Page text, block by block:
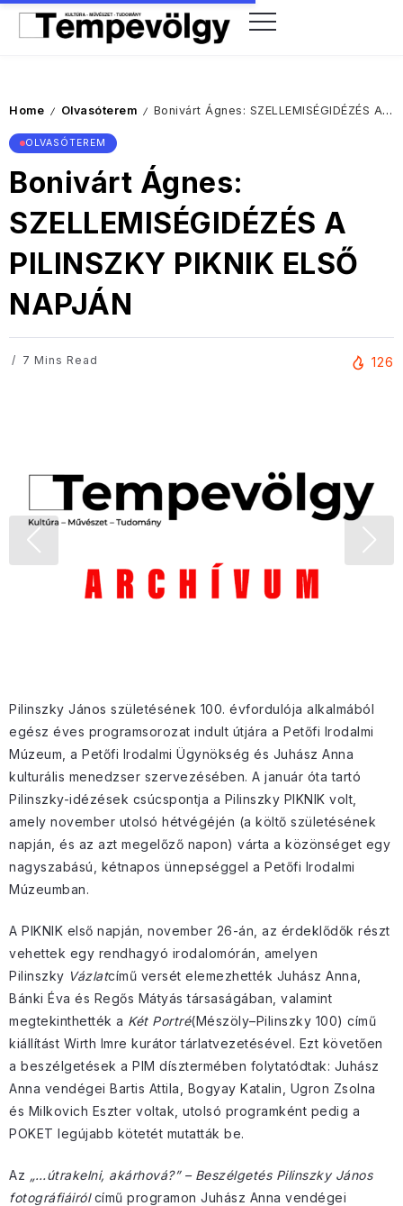
Home / Olvasóterem / Bonivárt Ágnes: SZELLEMISÉGIDÉZÉS A PILINSZKY PIKNIK ELSŐ NAPJÁN
OLVASÓTEREM
Bonivárt Ágnes:
SZELLEMISÉGIDÉZÉS A
PILINSZKY PIKNIK ELSŐ
NAPJÁN
7 Mins Read 126
Pilinszky János születésének 100. évfordulója alkalmából
egész éves programsorozat indult útjára a Petőfi Irodalmi
Múzeum, a Petőfi Irodalmi Ügynökség és Juhász Anna
kulturális menedzser szervezésében. A január óta tartó
Pilinszky-idézések csúcspontja a Pilinszky PIKNIK volt,
amely november utolsó hétvégéjén (a költő születésének
napján, és az azt megelőző napon) várta a közönséget egy
nagyszabású, kétnapos ünnepséggel a Petőfi Irodalmi
Múzeumban.
A PIKNIK első napján, november 26-án, az érdeklődők részt
vehettek egy rendhagyó irodalomórán, amelyen
Pilinszky Vázlatcímű versét elemezhették Juhász Anna,
Bánki Éva és Regős Mátyás társaságában, valamint
megtekinthették a Két Portré(Mészöly–Pilinszky 100) című
kiállítást Wirth Imre kurátor tárlatvezetésével. Ezt követően
a beszélgetések a PIM dísztermében folytatódtak: Juhász
Anna vendégei Bartis Attila, Bogyay Katalin, Ugron Zsolna
és Milkovich Eszter voltak, utolsó programként pedig a
POKET legújabb kötetét mutatták be.
Az „…útrakelni, akárhová?” – Beszélgetés Pilinszky János
fotográfiáirólcímű programon Juhász Anna vendégei